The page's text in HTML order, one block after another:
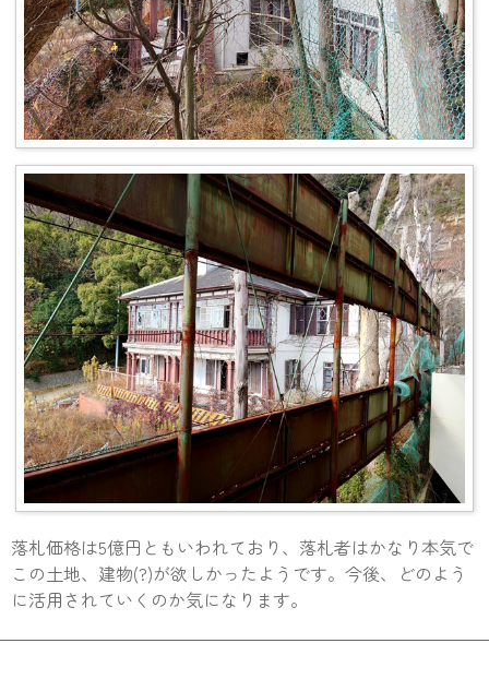
落札価格は5億円ともいわれており、落札者はかなり本気で
この土地、建物(?)が欲しかったようです。今後、どのよう
に活用されていくのか気になります。